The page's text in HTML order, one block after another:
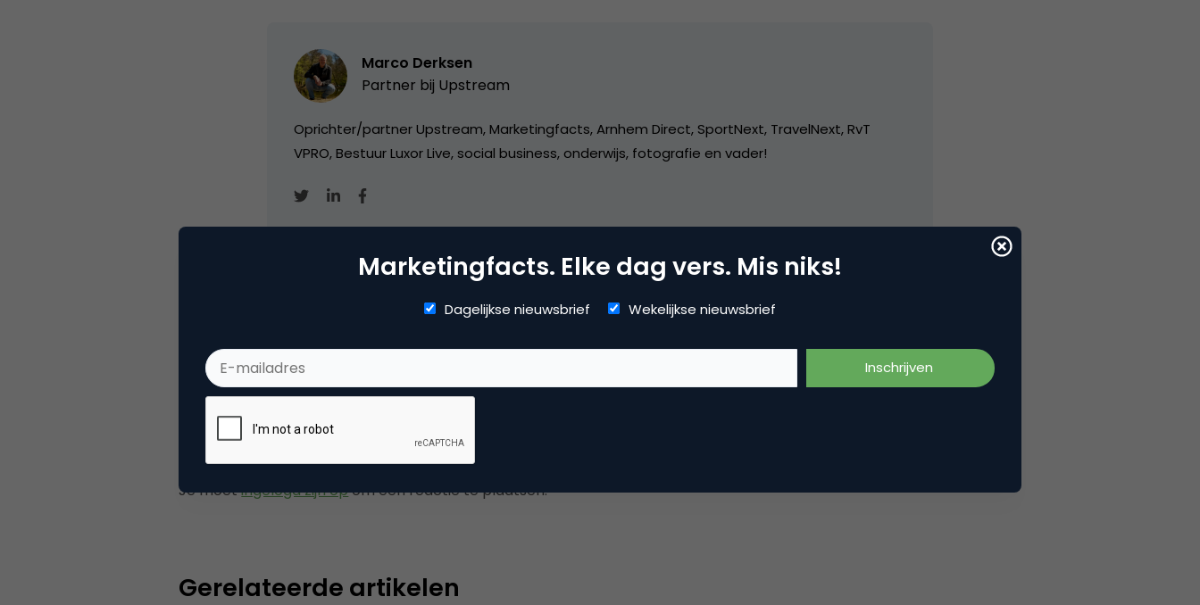
Marco Derksen
Partner bij Upstream
Oprichter/partner Upstream, Marketingfacts, Arnhem Direct, SportNext, TravelNext, RvT
VPRO, Bestuur Luxor Live, social business, onderwijs, fotografie en vader!
Tags rss marketing, social media marketing
Plaats reactie
Je moetingelogd zijn opom een reactie te plaatsen.
Gerelateerde artikelen
Marketingfacts. Elke dag vers. Mis niks!
Dagelijkse nieuwsbrief Wekelijkse nieuwsbrief